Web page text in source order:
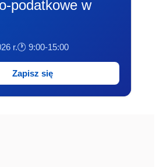
podatkowe w
r.🕐 9:00-15:00
Zapisz się